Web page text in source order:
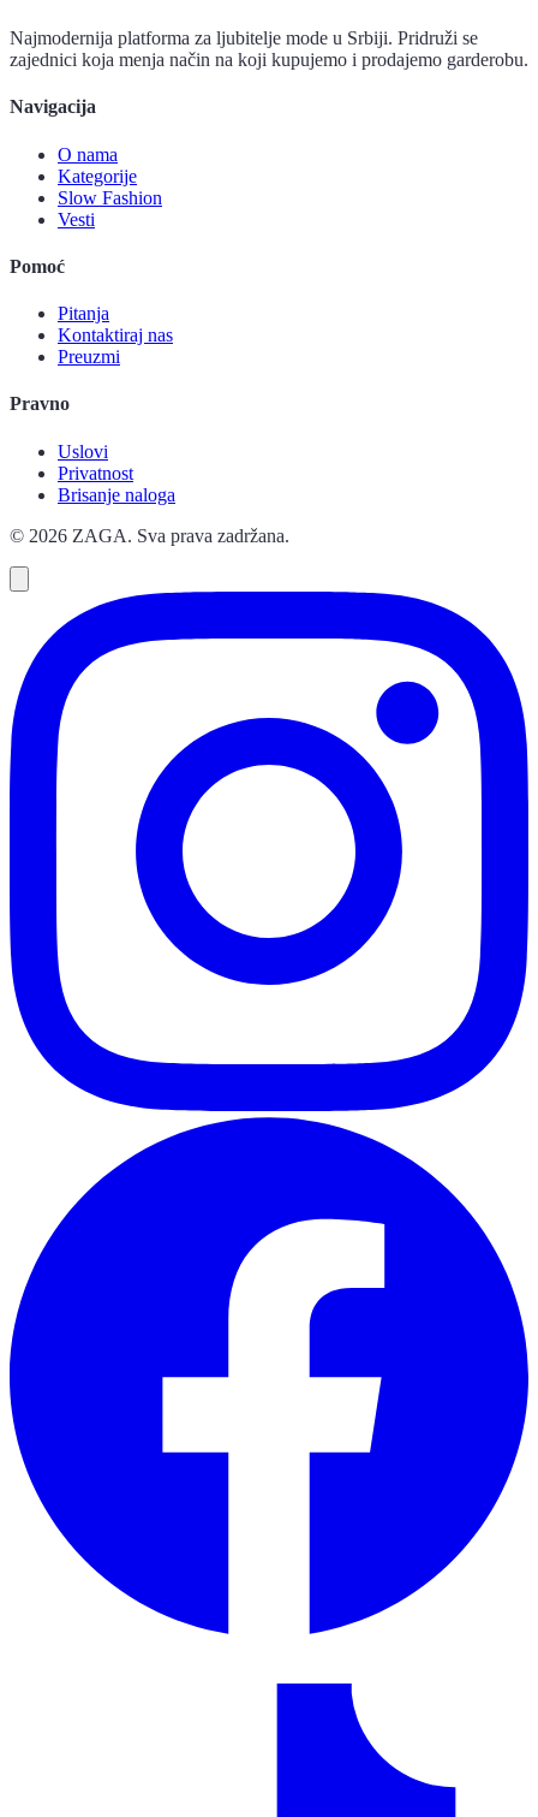
Najmodernija platforma za ljubitelje mode u Srbiji. Pridruži se
zajednici koja menja način na koji kupujemo i prodajemo garderobu.
Navigacija
O nama
Kategorije
Slow Fashion
Vesti
Pomoć
Pitanja
Kontaktiraj nas
Preuzmi
Pravno
Uslovi
Privatnost
Brisanje naloga
© 2026 ZAGA. Sva prava zadržana.